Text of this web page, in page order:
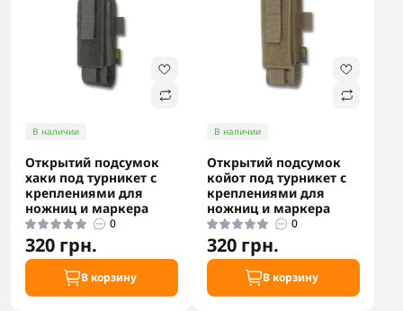
В наличии
Открытий подсумок
хаки под турникет с
креплениями для
ножниц и маркера
0
320 грн.
В корзину
В наличии
Открытий подсумок
койот под турникет с
креплениями для
ножниц и маркера
0
320 грн.
В корзину